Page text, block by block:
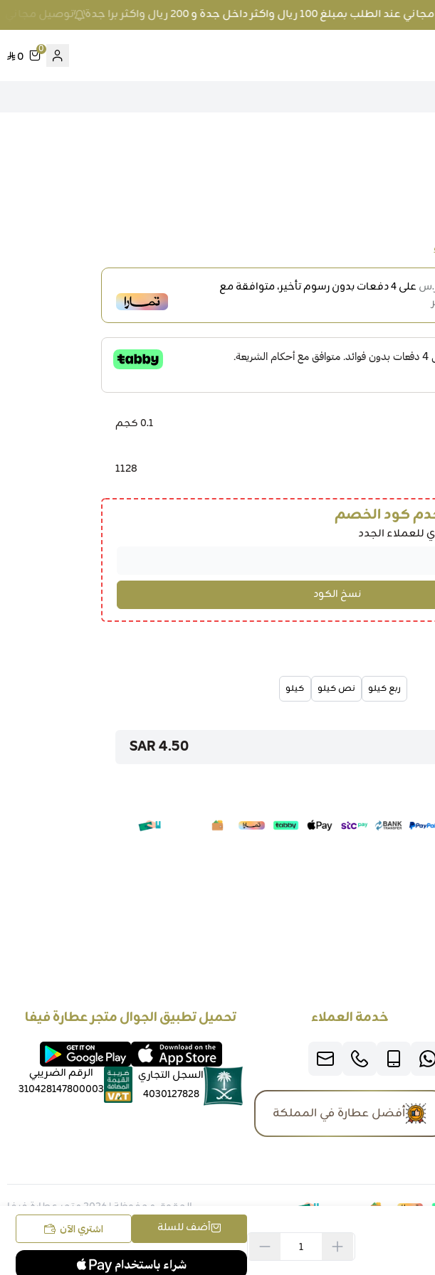
100 ريال واكثر داخل جدة و 200 ريال واكثر برا جدة توصيل مجاني عند الطلب بمبلغ 100
0
0
على4دفعات بدون رسوم تأخير، متوافقة مع
0.1 كجم
1128
كود الخصم
الجدد
أضف للسلة اشتري الآن
ربع كيلو نص كيلو كيلو
4.50 SAR
خدمة العملاء
أفضل عطارة في المملكة
تحميل تطبيق الجوال متجر عطارة فيفا
السجل التجاري
4030127828
الرقم الضريبي
310428147800003
الحقوق محفوظة | 2026 متجر عطارة فيفا